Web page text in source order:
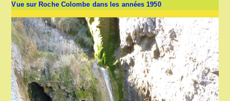
Vue sur Roche Colombe dans les années 1950